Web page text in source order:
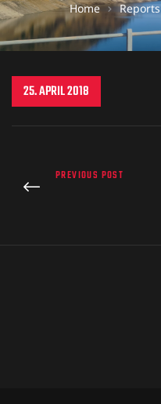
Home Reports
25. APRIL 2018
PREVIOUS POST